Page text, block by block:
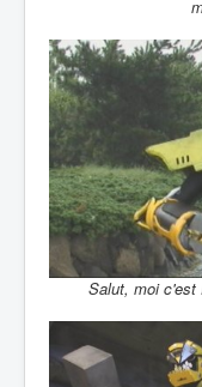
Salut, moi c'est